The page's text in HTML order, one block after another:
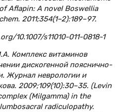
Aflapin: A novel Boswellia
2011;354(1–2):189–97.
10.1007/s11010-011-0818-1
Комплекс витаминов
дискогенной пояснично-
Журнал неврологии и
2009;109(10):30–35. (Levin
(Milgamma) in the
radiculopathy.